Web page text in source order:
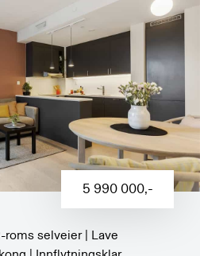
5 990 000,-
roms selveier | Lave